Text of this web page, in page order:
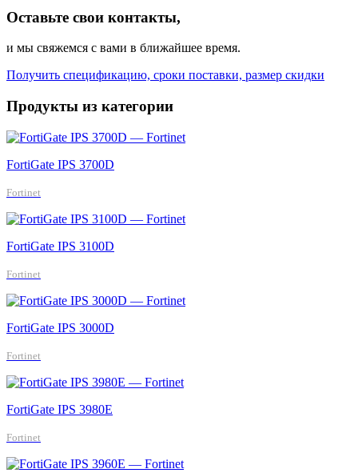
Оставьте свои контакты,
и мы свяжемся с вами в ближайшее время.
Получить спецификацию, сроки поставки, размер скидки
Продукты из категории
FortiGate IPS 3700D
Fortinet
FortiGate IPS 3100D
Fortinet
FortiGate IPS 3000D
Fortinet
FortiGate IPS 3980E
Fortinet